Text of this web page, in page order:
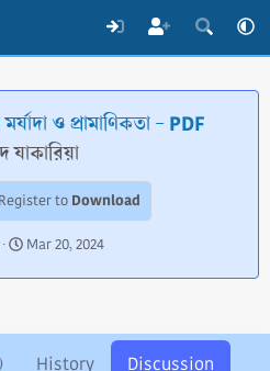
ও প্রামাণিকতা - PDF
to Download
S
a
Mar 20, 2024
History Discussion